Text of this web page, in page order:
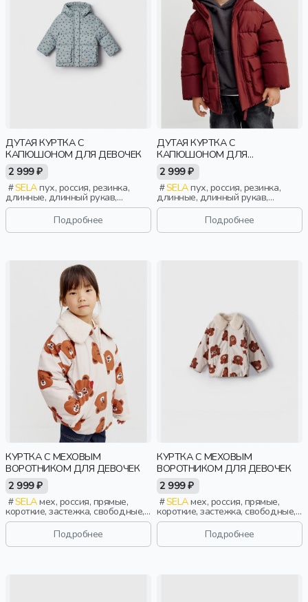
ДУТАЯ КУРТКА С
КАПЮШОНОМ ДЛЯ ДЕВОЧЕК
2 999 ₽
SELAпух, россия, резинка,
длинные, длинный рукав,
капюшон, застежка, стеганые,
кнопки, клапан, манжета,
свободные, принт,
непромокаемые, воротник,
Подробнее
ДУТАЯ КУРТКА С
КАПЮШОНОМ ДЛЯ
МАЛЬЧИКОВ
2 999 ₽
SELAпух, россия, резинка,
длинные, длинный рукав,
капюшон, застежка, стеганые,
клапан, манжета, свободные,
непромокаемые, воротник,
воротник-стойка, вафельные,
Подробнее
КУРТКА С МЕХОВЫМ
ВОРОТНИКОМ ДЛЯ ДЕВОЧЕК
2 999 ₽
SELAмех, россия, прямые,
короткие, застежка, свободные,
прорези, принт, непромокаемые,
воротник, девочки, дети
Подробнее
КУРТКА С МЕХОВЫМ
ВОРОТНИКОМ ДЛЯ ДЕВОЧЕК
2 999 ₽
SELAмех, россия, прямые,
короткие, застежка, свободные,
прорези, принт, непромокаемые,
воротник, девочки, дети
Подробнее